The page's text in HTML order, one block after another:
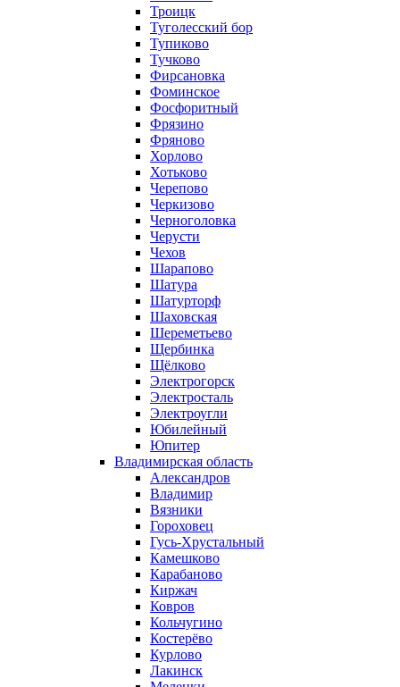
Троицк
Туголесский бор
Тупиково
Тучково
Фирсановка
Фоминское
Фосфоритный
Фрязино
Фряново
Хорлово
Хотьково
Черепово
Черкизово
Черноголовка
Черусти
Чехов
Шарапово
Шатура
Шатурторф
Шаховская
Шереметьево
Щербинка
Щёлково
Электрогорск
Электросталь
Электроугли
Юбилейный
Юпитер
Владимирская область
Александров
Владимир
Вязники
Гороховец
Гусь-Хрустальный
Камешково
Карабаново
Киржач
Ковров
Кольчугино
Костерёво
Курлово
Лакинск